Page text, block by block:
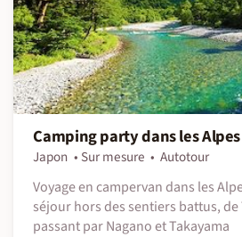
Camping party dans les
Japon Sur mesure
Autotour
Voyage en campervan dans les
séjour hors des sentiers battus, de
passant par Nagano et Takayama